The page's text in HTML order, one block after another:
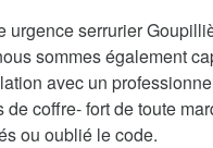
urgence serrurier
sommes également
avec un
de coffre- fort de toute
ou oublié le code.